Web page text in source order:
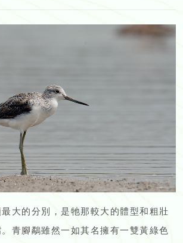
大的分別，是牠那較大的體型和粗壯
青腳鷸雖然一如其名擁有一雙黃綠色